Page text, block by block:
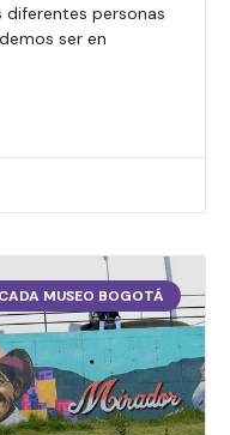
diferentes personas
ser en
MUSEO BOGOTÁ